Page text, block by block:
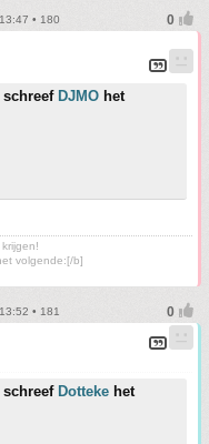
• 180
schreef DJMO het
volgende:[/b]
• 181
schreef Dotteke het